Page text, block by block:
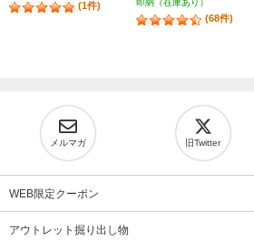
(1件)
即納（在庫あり）
(68件)
メルマガ 旧Twitter
WEB限定クーポン
アウトレット掘り出し物